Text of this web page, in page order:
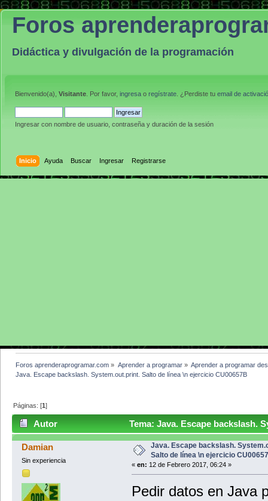
Foros
Didáctica y divulgación de la programación
Bienvenido(a), Visitante . Por favor, ingresa o regístrate . ¿Perdiste tu email de
Ingresar con nombre de usuario, contraseña y duración de la sesión
Inicio Ayuda Buscar Ingresar Registrarse
Foros aprenderaprogramar.com » Aprender a programar» Aprender a programar
Java. Escape backslash. System.out.print. Salto de línea \n ejercicio CU00657B
Páginas: [1]
Autor
Tema: Java. Escape backslash.
CU00657B (Leído 4355 veces)
Damian
Sin experiencia
Java. Escape backslash.
Salto de línea \n ejercicio
« en: 12 de Febrero 2017, 06:24 »
Pedir datos en Java